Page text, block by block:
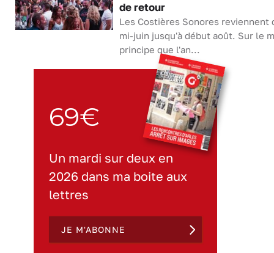
de retour
Les Costières Sonores reviennent
mi-juin jusqu'à début août. Sur le
principe que l'an...
69€
Un mardi sur deux en
2026 dans ma boite aux
lettres
JE M'ABONNE